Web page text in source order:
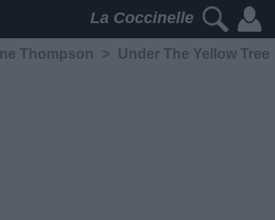
La Coccinelle
Thompson >
Under The Yellow Tree